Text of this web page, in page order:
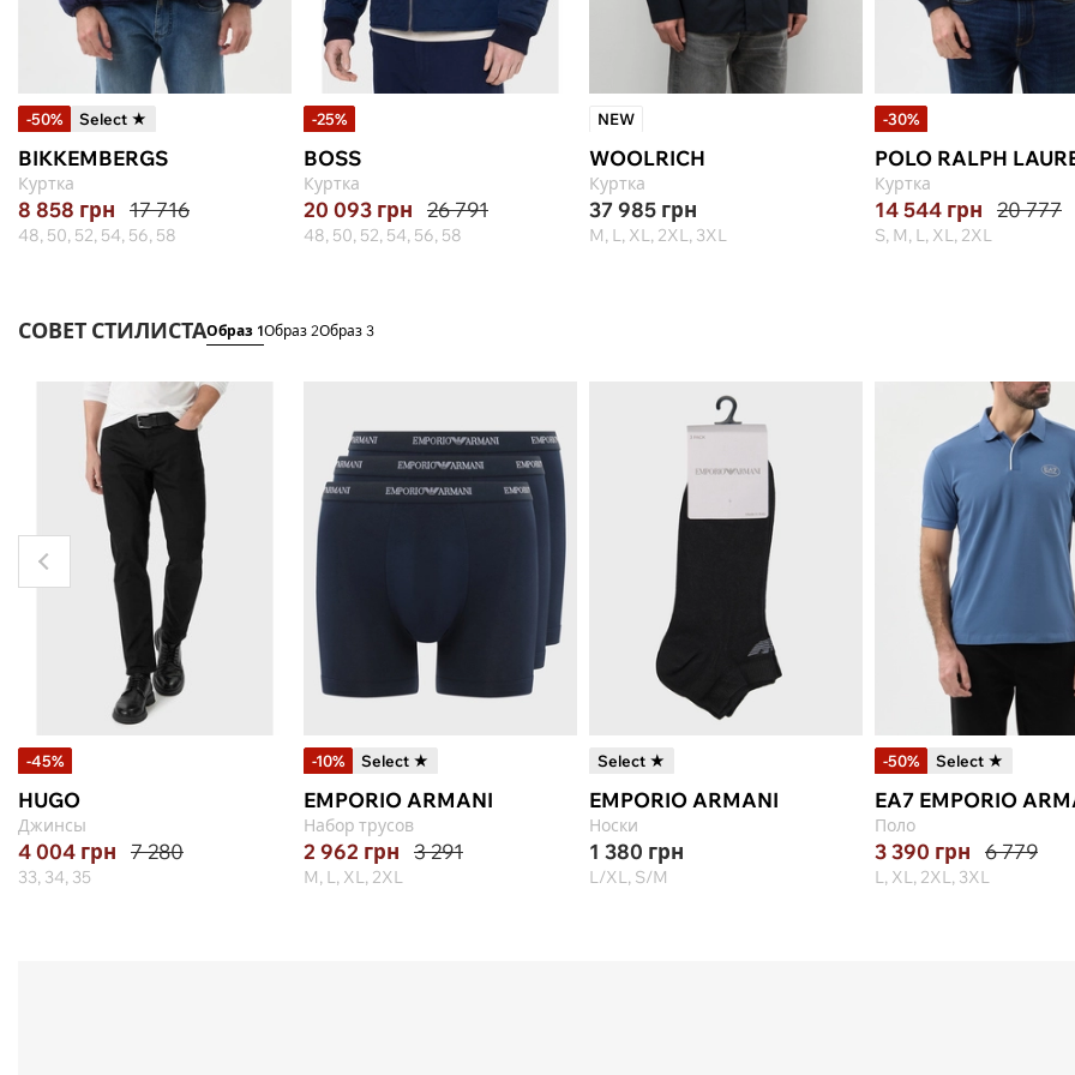
-50% Select ★
BIKKEMBERGS
Куртка
8 858 грн 17 716
48, 50, 52, 54, 56, 58
-25%
BOSS
Куртка
20 093 грн 26 791
48, 50, 52, 54, 56, 58
NEW
WOOLRICH
Куртка
37 985 грн
M, L, XL, 2XL, 3XL
-30%
POLO RALPH
Куртка
14 544 грн 20 777
S, M, L, XL, 2XL
СОВЕТ СТИЛИСТАОбраз 1Образ 2Образ 3
-45%
HUGO
Джинсы
4 004 грн 7 280
33, 34, 35
-10% Select ★
EMPORIO ARMANI
Набор трусов
2 962 грн 3 291
M, L, XL, 2XL
Select ★
EMPORIO ARMANI
Носки
1 380 грн
L/XL, S/M
-50% Select ★
EA7 EMPORIO
Поло
3 390 грн 6 779
L, XL, 2XL, 3XL